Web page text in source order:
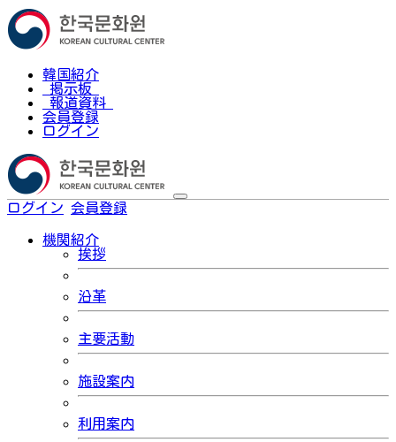
韓国紹介
掲示板
報道資料
会員登録
ログイン
ログイン 会員登録
機関紹介
挨拶
沿革
主要活動
施設案内
利用案内